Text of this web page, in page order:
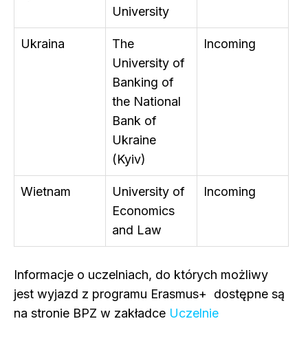
University
Ukraina
The
University of
Banking of
the National
Bank of
Ukraine
(Kyiv)
Incoming
Wietnam
University of
Economics
and Law
Incoming
Informacje o uczelniach, do których możliwy
jest wyjazd z programu Erasmus+ dostępne są
na stronie BPZ w zakładce Uczelnie